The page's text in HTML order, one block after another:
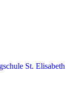
St. Elisabeth